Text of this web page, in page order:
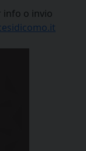
info o invio